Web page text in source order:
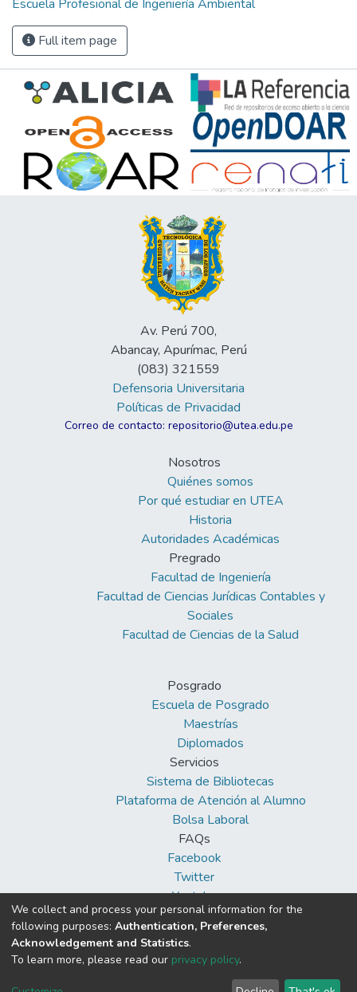
Escuela Profesional de Ingeniería Ambiental
Full item page
Av. Perú 700,
Abancay, Apurímac, Perú
(083) 321559
Defensoria Universitaria
Políticas de Privacidad
Correo de contacto: repositorio@utea.edu.pe
Nosotros
Quiénes somos
Por qué estudiar en UTEA
Historia
Autoridades Académicas
Pregrado
Facultad de Ingeniería
Facultad de Ciencias Jurídicas Contables y
Sociales
Facultad de Ciencias de la Salud
Posgrado
Escuela de Posgrado
Maestrías
Diplomados
Servicios
Sistema de Bibliotecas
Plataforma de Atención al Alumno
Bolsa Laboral
FAQs
Facebook
Twitter
Youtube
DSpace software copyright © 2002-2026
Cookie End User Send
We collect and process your personal information for the
following purposes: Authentication, Preferences,
Acknowledgement and Statistics.
To learn more, please read our privacy policy.